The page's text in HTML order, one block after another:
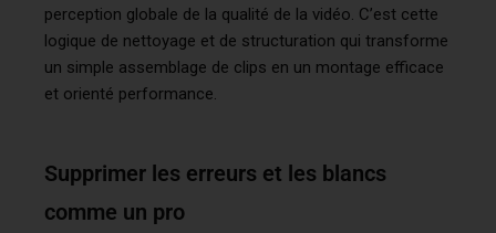
perception globale de la qualité de la vidéo. C’est cette
logique de nettoyage et de structuration qui transforme
un simple assemblage de clips en un montage efficace
et orienté performance.
Supprimer les erreurs et les blancs
comme un pro